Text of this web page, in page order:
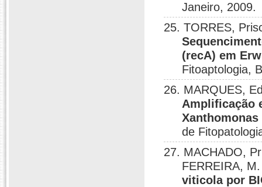
Janeiro, 2009.
25. TORRES,
(recA) em
Fitoaptologia,
26. MARQUES,
Amplificação
de
27. MACHADO,
FERREIRA,
viticola por